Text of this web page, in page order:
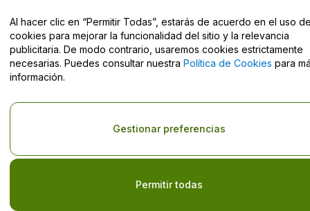
Derechos reservados © viagogo Entertainment Inc 2026 Datos de
la Empresa
El uso de este sitio web constituye la aceptación de los
Términos y
Condiciones , de laPolítica de Privacidad, de laPolítica de Cookies
y de laPolítica de Privacidad para Móviles
privacidad
Al hacer clic en “Permitir Todas”, estarás de acuerdo en el uso
cookies para mejorar la funcionalidad del sitio y la relevancia
publicitaria. De modo contrario, usaremos cookies estrictamente
necesarias. Puedes consultar nuestra Política de Cookies para
información.
Permitir todas
Gestionar preferencias